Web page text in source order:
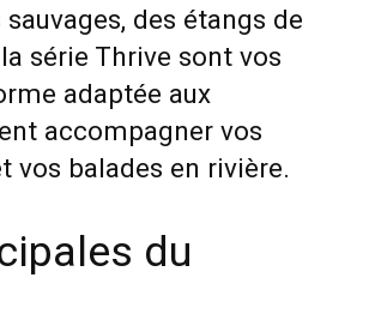
des étangs de
série Thrive sont vos
adaptée aux
accompagner vos
vos balades en rivière.
du